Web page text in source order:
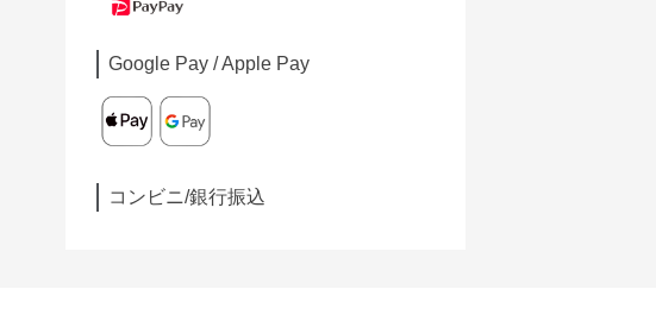
Google Pay / Apple Pay
コンビニ/銀行振込